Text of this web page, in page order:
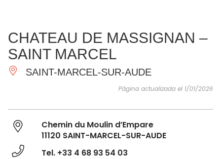
IMPRESCINDIBLES
HACER
INSPIRACIONES
CHATEAU DE MASSIGNAN –
SAINT MARCEL
SAINT-MARCEL-SUR-AUDE
Página actualizada el 1/01/2026
Chemin du Moulin d’Empare
11120 SAINT-MARCEL-SUR-AUDE
Tel. +33 4 68 93 54 03